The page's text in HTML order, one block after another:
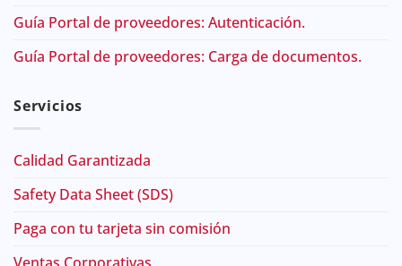
Guía Portal de proveedores: Autenticación.
Guía Portal de proveedores: Carga de documentos.
Servicios
Calidad Garantizada
Safety Data Sheet (SDS)
Paga con tu tarjeta sin comisión